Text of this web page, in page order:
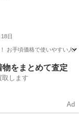
日
お手頃価格で使いやすい人
物をまとめて査定
します
Ad